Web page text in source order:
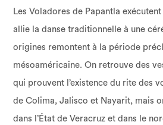
LesVoladores de Papantla
allie la danse traditionnelle à une
origines remontent à la période
mésoaméricaine. On retrouve des
qui prouvent l’existence du rite des
de Colima, Jalisco et Nayarit, mais
dans l’État de Veracruz et dans le